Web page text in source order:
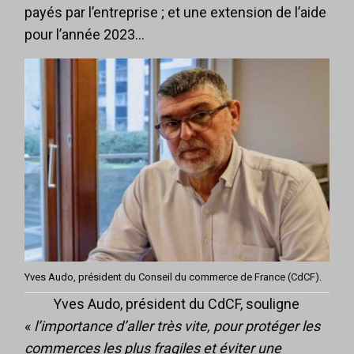
payés par l’entreprise ; et une extension de l’aide
pour l’année 2023…
Yves Audo, président du Conseil du commerce de France (CdCF).
Yves Audo, président du CdCF, souligne
« l’importance d’aller très vite, pour protéger les
commerces les plus fragiles et éviter une